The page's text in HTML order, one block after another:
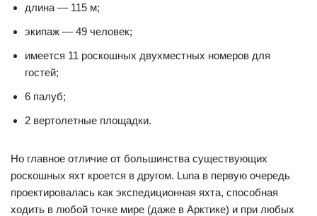
длина — 115 м;
экипаж — 49 человек;
имеется 11 роскошных двухместных номеров для
гостей;
6 палуб;
2 вертолетные площадки.
Но главное отличие от большинства существующих
роскошных яхт кроется в другом. Luna в первую очередь
проектировалась как экспедиционная яхта, способная
ходить в любой точке мире (даже в Арктике) и при любых